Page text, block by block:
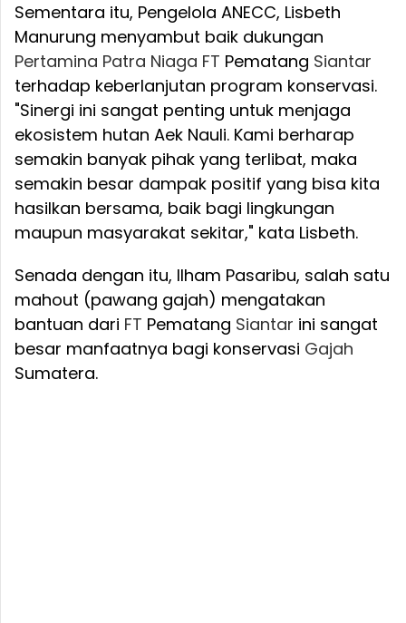
Sementara itu, Pengelola ANECC, Lisbeth
Manurung menyambut baik dukungan
Pertamina Patra Niaga FT Pematang Siantar
terhadap keberlanjutan program konservasi.
"Sinergi ini sangat penting untuk menjaga
ekosistem hutan Aek Nauli. Kami berharap
semakin banyak pihak yang terlibat, maka
semakin besar dampak positif yang bisa kita
hasilkan bersama, baik bagi lingkungan
maupun masyarakat sekitar," kata Lisbeth.
Senada dengan itu, Ilham Pasaribu, salah satu
mahout (pawang gajah) mengatakan
bantuan dari FT Pematang Siantar ini sangat
besar manfaatnya bagi konservasi Gajah
Sumatera.